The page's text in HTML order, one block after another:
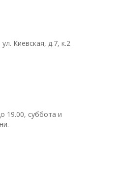
Киевская, д.7, к.2
19.00, суббота и